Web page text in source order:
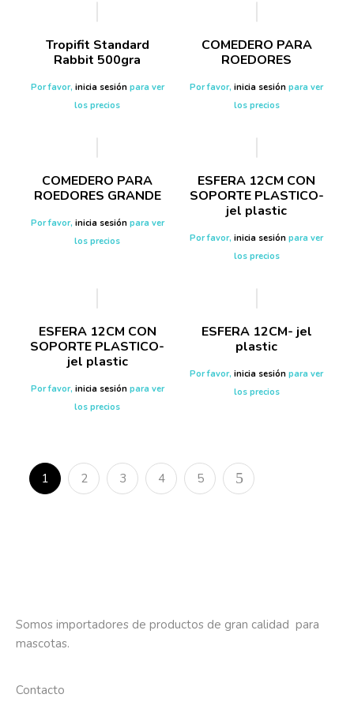
Tropifit Standard
Rabbit 500gra
Por favor, inicia sesiónpara ver
los precios
COMEDERO PARA
ROEDORES
Por favor,inicia sesión para ver
los precios
COMEDERO PARA
ROEDORES GRANDE
Por favor, inicia sesiónpara ver
los precios
ESFERA 12CM CON
SOPORTE PLASTICO-
jel plastic
Por favor,inicia sesión para ver
los precios
ESFERA 12CM CON
SOPORTE PLASTICO-
jel plastic
Por favor, inicia sesiónpara ver
los precios
ESFERA 12CM- jel
plastic
Por favor,inicia sesión para ver
los precios
1 2 3 4 5
Somos importadores de productos de gran calidad para
mascotas.
Contacto